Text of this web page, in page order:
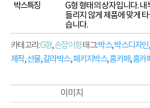
박스특징
G형 형태의 상자입니다. 내
들리지 않게 제품에 맞게
습니다.
카테고리:G형,손잡이형태그:박스,박스디자인,
제작,선물,칼라박스,패키지박스,홈카페 ,홈카
이미지